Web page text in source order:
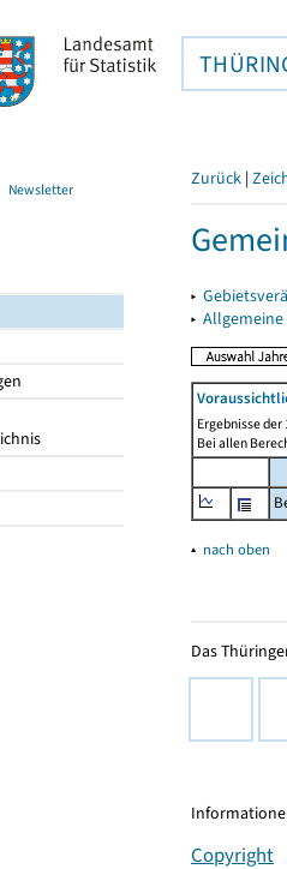
Newsletter Zurück |
▸
▸
Ergebnisse
Bei allen
▴ nach oben
Das
Copyright